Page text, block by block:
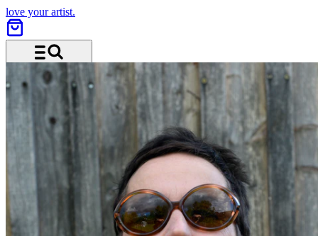
love your artist.
Menu and search